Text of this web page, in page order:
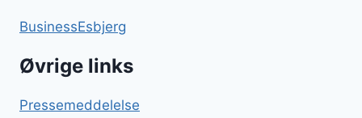
BusinessEsbjerg
Øvrige links
Pressemeddelelse